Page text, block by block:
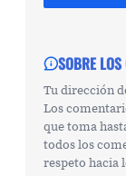
SOBRE
Tu dirección
Los
que toma
todos los
respeto hacia